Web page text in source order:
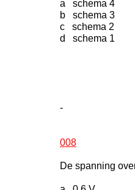
a schema 4
b schema 3
c schema 2
d schema 1
-
008
De spanning